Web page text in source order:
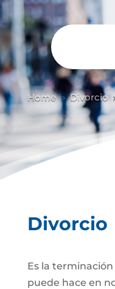
Home 9 Divorcio
Divorcio
Es la terminación
puede hace en